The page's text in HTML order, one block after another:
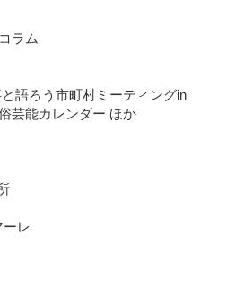
ラム
語ろう市町村ミーティングin
芸能カレンダー ほか
レ